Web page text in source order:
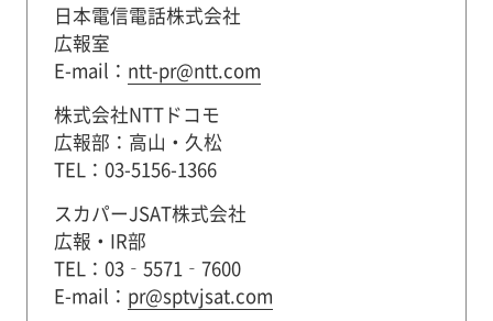
日本電信電話株式会社
広報室
E-mail： ntt-pr@ntt.com
株式会社NTTドコモ
広報部：高山・久松
TEL：03-5156-1366
スカパーJSAT株式会社
広報・IR部
TEL：03‐5571‐7600
E-mail： pr@sptvjsat.com